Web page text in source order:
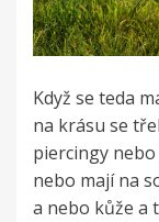
Když se teda
na krásu se
piercingy
nebo mají na
a nebo kůže a